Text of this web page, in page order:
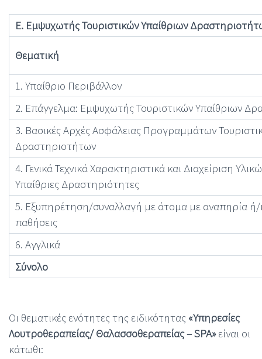
Ε. Εμψυχωτής Τουριστικών Υπαίθριων
Θεματική
1. Υπαίθριο Περιβάλλον
2. Επάγγελμα: Εμψυχωτής Τουριστικών Υπαίθριων
3. Βασικές Αρχές Ασφάλειας Προγραμμάτων
Δραστηριοτήτων
4. Γενικά Τεχνικά Χαρακτηριστικά και Διαχείριση
Υπαίθριες Δραστηριότητες
5. Εξυπηρέτηση/συναλλαγή με άτομα με αναπηρία ή/
παθήσεις
6. Αγγλικά
Σύνολο
Οι θεματικές ενότητες της ειδικότητας «Υπηρεσίες
Λουτροθεραπείας/ Θαλασσοθεραπείας – SPA»είναι οι
κάτωθι: